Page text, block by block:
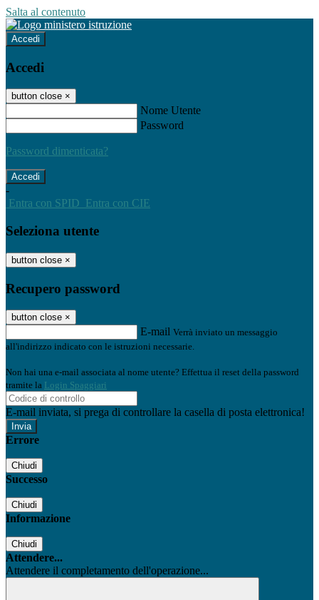
Salta al contenuto
Accedi
Accedi
button close ×
Nome Utente
Password
Password dimenticata?
-
Entra con SPID Entra con CIE
Seleziona utente
button close ×
Recupero password
button close ×
E-mail Verrà inviato un messaggio
all'indirizzo indicato con le istruzioni necessarie.
Non hai una e-mail associata al nome utente? Effettua il reset della password
tramite la Login Spaggiari
E-mail inviata, si prega di controllare la casella di posta elettronica!
Errore
Chiudi
Successo
Chiudi
Informazione
Chiudi
Attendere...
Attendere il completamento dell'operazione...